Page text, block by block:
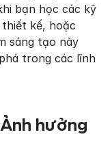
bạn học các kỹ
kế, hoặc
sáng tạo này
trong các lĩnh
hưởng